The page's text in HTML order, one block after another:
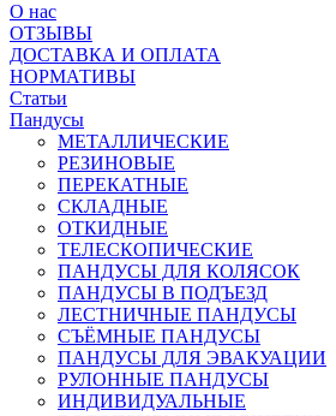
О нас
ОТЗЫВЫ
ДОСТАВКА И ОПЛАТА
НОРМАТИВЫ
Статьи
Пандусы
МЕТАЛЛИЧЕСКИЕ
РЕЗИНОВЫЕ
ПЕРЕКАТНЫЕ
СКЛАДНЫЕ
ОТКИДНЫЕ
ТЕЛЕСКОПИЧЕСКИЕ
ПАНДУСЫ ДЛЯ КОЛЯСОК
ПАНДУСЫ В ПОДЪЕЗД
ЛЕСТНИЧНЫЕ ПАНДУСЫ
CЪЁМНЫЕ ПАНДУСЫ
ПАНДУСЫ ДЛЯ ЭВАКУАЦИИ
РУЛОННЫЕ ПАНДУСЫ
ИНДИВИДУАЛЬНЫЕ